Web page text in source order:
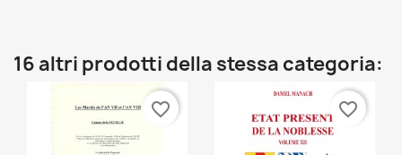
16 altri prodotti della stessa categoria:
favorite_border favorite_border